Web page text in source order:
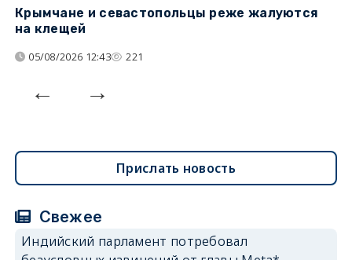
Крымчане и севастопольцы реже жалуются
на клещей
05/08/2026 12:43 221
Прислать новость
Свежее
Индийский парламент потребовал